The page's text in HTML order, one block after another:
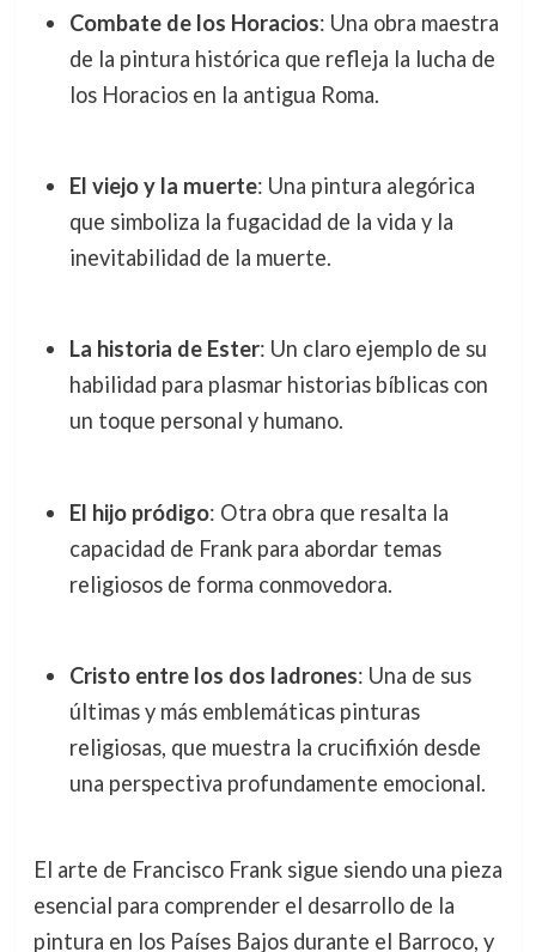
Combate de los Horacios: Una obra maestra
de la pintura histórica que refleja la lucha de
los Horacios en la antigua Roma.
El viejo y la muerte: Una pintura alegórica
que simboliza la fugacidad de la vida y la
inevitabilidad de la muerte.
La historia de Ester: Un claro ejemplo de su
habilidad para plasmar historias bíblicas con
un toque personal y humano.
El hijo pródigo: Otra obra que resalta la
capacidad de Frank para abordar temas
religiosos de forma conmovedora.
Cristo entre los dos ladrones: Una de sus
últimas y más emblemáticas pinturas
religiosas, que muestra la crucifixión desde
una perspectiva profundamente emocional.
El arte de Francisco Frank sigue siendo una pieza
esencial para comprender el desarrollo de la
pintura en los Países Bajos durante el Barroco, y